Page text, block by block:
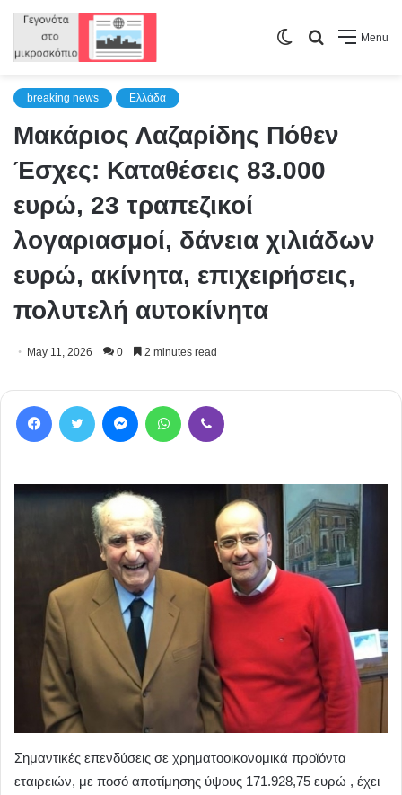
Menu
Search
Switch
breaking news Ελλάδα
Μακάριος Λαζαρίδης Πόθεν
Έσχες: Καταθέσεις 83.000
ευρώ, 23 τραπεζικοί
λογαριασμοί, δάνεια χιλιάδων
ευρώ, ακίνητα, επιχειρήσεις,
πολυτελή αυτοκίνητα
May 11, 2026 0 2 minutes read
Facebook Twitter MessengerWhatsApp
Σημαντικές επενδύσεις σε χρηματοοικονομικά προϊόντα
εταιρειών, με ποσό αποτίμησης ύψους 171.928,75 ευρώ , έχει